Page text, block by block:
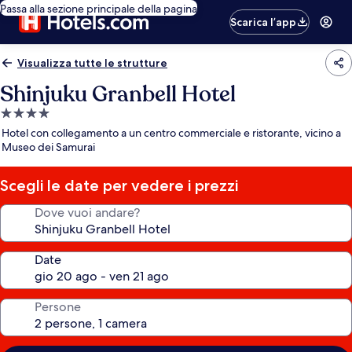
Passa alla sezione principale della pagina
Scarica l’app
Visualizza tutte le strutture
Shinjuku Granbell Hotel
Struttura
a
4.0
stelle
Hotel con collegamento a un centro commerciale e ristorante, vicino a
Museo dei Samurai
Scegli le date per vedere i prezzi
Dove vuoi andare?
Date
Persone